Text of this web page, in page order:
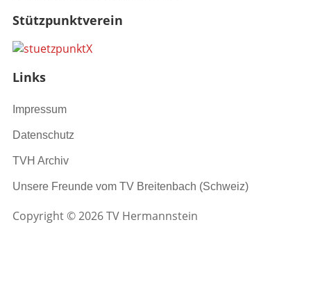
Stützpunktverein
Links
Impressum
Datenschutz
TVH Archiv
Unsere Freunde vom TV Breitenbach (Schweiz)
Copyright © 2026 TV Hermannstein